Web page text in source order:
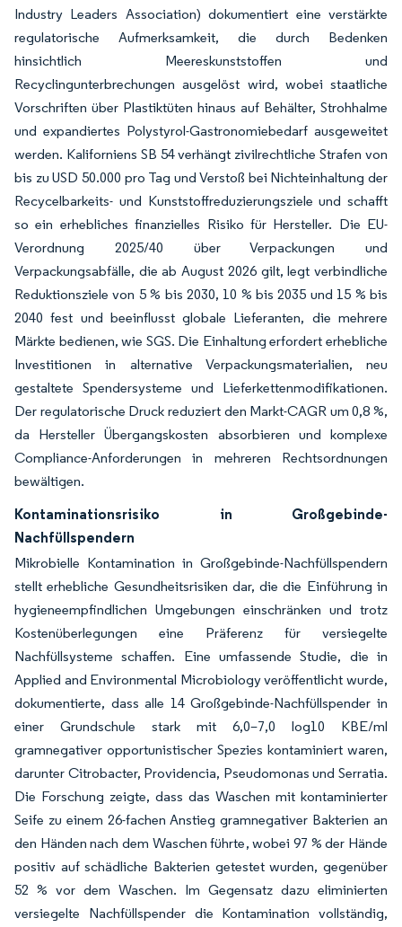
Industry Leaders Association) dokumentiert eine verstärkte
regulatorische Aufmerksamkeit, die durch Bedenken
hinsichtlich Meereskunststoffen und
Recyclingunterbrechungen ausgelöst wird, wobei staatliche
Vorschriften über Plastiktüten hinaus auf Behälter, Strohhalme
und expandiertes Polystyrol-Gastronomiebedarf ausgeweitet
werden. Kaliforniens SB 54 verhängt zivilrechtliche Strafen von
bis zu USD 50.000 pro Tag und Verstoß bei Nichteinhaltung der
Recycelbarkeits- und Kunststoffreduzierungsziele und schafft
so ein erhebliches finanzielles Risiko für Hersteller. Die EU-
Verordnung 2025/40 über Verpackungen und
Verpackungsabfälle, die ab August 2026 gilt, legt verbindliche
Reduktionsziele von 5 % bis 2030, 10 % bis 2035 und 15 % bis
2040 fest und beeinflusst globale Lieferanten, die mehrere
Märkte bedienen, wie SGS. Die Einhaltung erfordert erhebliche
Investitionen in alternative Verpackungsmaterialien, neu
gestaltete Spendersysteme und Lieferkettenmodifikationen.
Der regulatorische Druck reduziert den Markt-CAGR um 0,8 %,
da Hersteller Übergangskosten absorbieren und komplexe
Compliance-Anforderungen in mehreren Rechtsordnungen
bewältigen.
Kontaminationsrisiko in Großgebinde-
Nachfüllspendern
Mikrobielle Kontamination in Großgebinde-Nachfüllspendern
stellt erhebliche Gesundheitsrisiken dar, die die Einführung in
hygieneempfindlichen Umgebungen einschränken und trotz
Kostenüberlegungen eine Präferenz für versiegelte
Nachfüllsysteme schaffen. Eine umfassende Studie, die in
Applied and Environmental Microbiology veröffentlicht wurde,
dokumentierte, dass alle 14 Großgebinde-Nachfüllspender in
einer Grundschule stark mit 6,0–7,0 log10 KBE/ml
gramnegativer opportunistischer Spezies kontaminiert waren,
darunter Citrobacter, Providencia, Pseudomonas und Serratia.
Die Forschung zeigte, dass das Waschen mit kontaminierter
Seife zu einem 26-fachen Anstieg gramnegativer Bakterien an
den Händen nach dem Waschen führte, wobei 97 % der Hände
positiv auf schädliche Bakterien getestet wurden, gegenüber
52 % vor dem Waschen. Im Gegensatz dazu eliminierten
versiegelte Nachfüllspender die Kontamination vollständig,